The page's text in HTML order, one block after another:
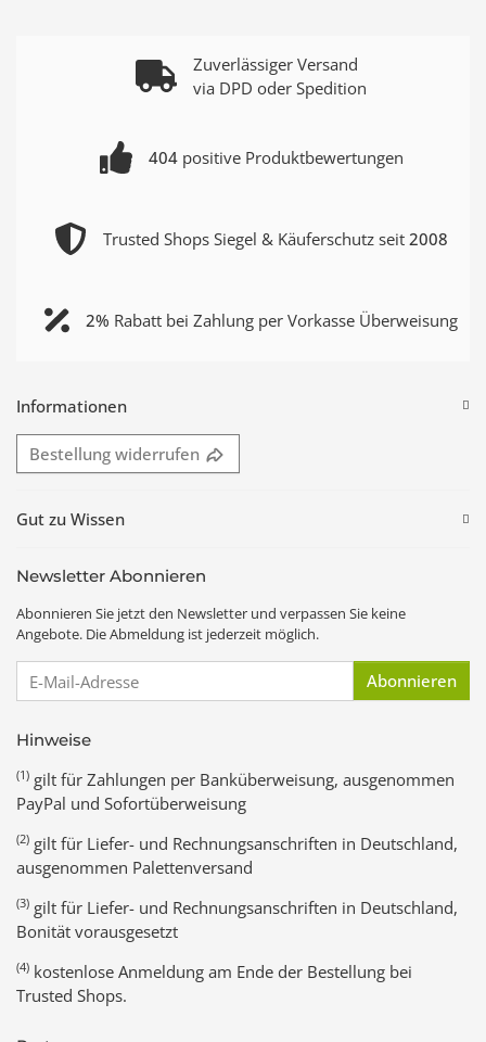
Zuverlässiger Versand
via DPD oder Spedition
404positive Produktbewertungen
Trusted Shops Siegel & Käuferschutz seit 2008
2% Rabatt bei Zahlung per Vorkasse Überweisung
Informationen
Bestellung widerrufen
Gut zu Wissen
Newsletter Abonnieren
Abonnieren Sie jetzt den Newsletter und verpassen Sie keine
Angebote. Die Abmeldung ist jederzeit möglich.
E-Mail-Adresse Abonnieren
Hinweise
(1) gilt für Zahlungen per Banküberweisung, ausgenommen
PayPal und Sofortüberweisung
(2) gilt für Liefer- und Rechnungsanschriften in Deutschland,
ausgenommen Palettenversand
(3) gilt für Liefer- und Rechnungsanschriften in Deutschland,
Bonität vorausgesetzt
(4) kostenlose Anmeldung am Ende der Bestellung bei
Trusted Shops.